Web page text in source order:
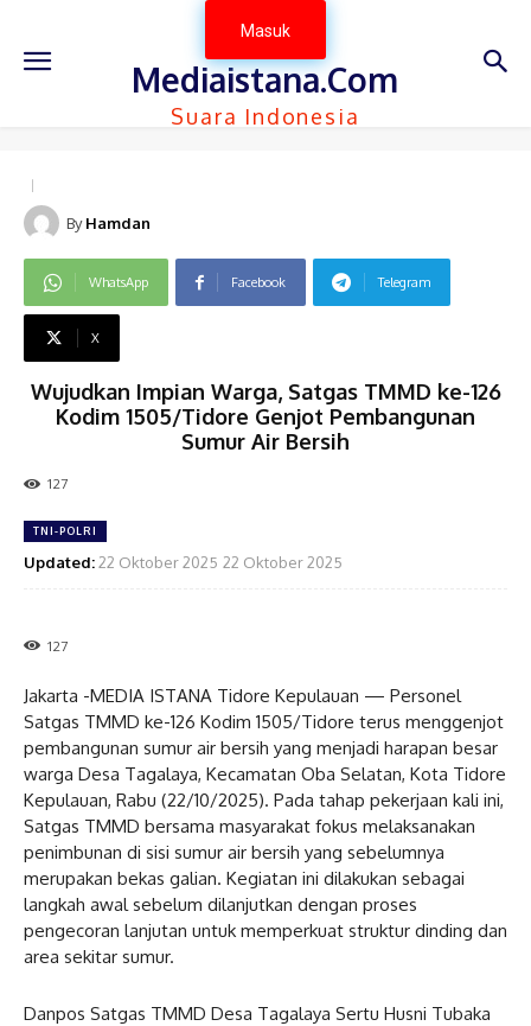
Masuk
Mediaistana.Com
Suara Indonesia
By Hamdan
WhatsApp Facebook Telegram
X
Wujudkan Impian Warga, Satgas TMMD ke-126
Kodim 1505/Tidore Genjot Pembangunan
Sumur Air Bersih
127
TNI-POLRI
Updated:22 Oktober 2025 22 Oktober 2025
127
Jakarta -MEDIA ISTANA Tidore Kepulauan — Personel
Satgas TMMD ke-126 Kodim 1505/Tidore terus menggenjot
pembangunan sumur air bersih yang menjadi harapan besar
warga Desa Tagalaya, Kecamatan Oba Selatan, Kota Tidore
Kepulauan, Rabu (22/10/2025). Pada tahap pekerjaan kali ini,
Satgas TMMD bersama masyarakat fokus melaksanakan
penimbunan di sisi sumur air bersih yang sebelumnya
merupakan bekas galian. Kegiatan ini dilakukan sebagai
langkah awal sebelum dilanjutkan dengan proses
pengecoran lanjutan untuk memperkuat struktur dinding dan
area sekitar sumur.
Danpos Satgas TMMD Desa Tagalaya Sertu Husni Tubaka